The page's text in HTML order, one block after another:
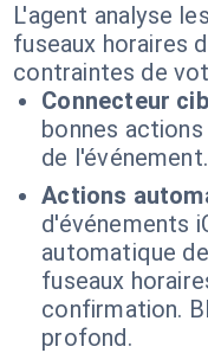
L'agent analyse
fuseaux horaires
contraintes de
Connecteur
bonnes
de l'événement.
Actions
d'événements
automatique
fuseaux
confirmation.
profond.